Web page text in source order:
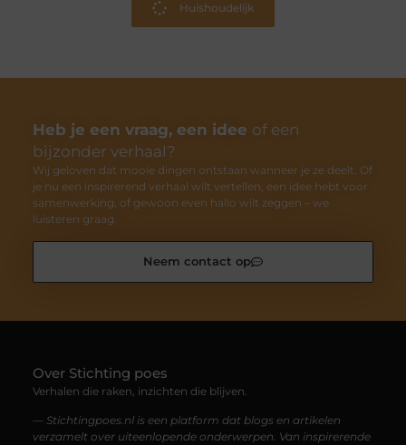
Huishoudelijk
Heb je een vraag, een idee of een
bijzonder verhaal?
Wij geloven dat mooie dingen ontstaan wanneer je ze deelt. Of
je nu een inspirerend verhaal wilt vertellen, een idee hebt voor
samenwerking, of gewoon even hallo wilt zeggen – we
luisteren graag.
Neem contact op
Over Stichting poes
Verhalen die raken, inzichten die blijven.
— Stichtingpoes.nl is een platform dat blogs en artikelen
verzamelt over uiteenlopende onderwerpen. Van inspirerende